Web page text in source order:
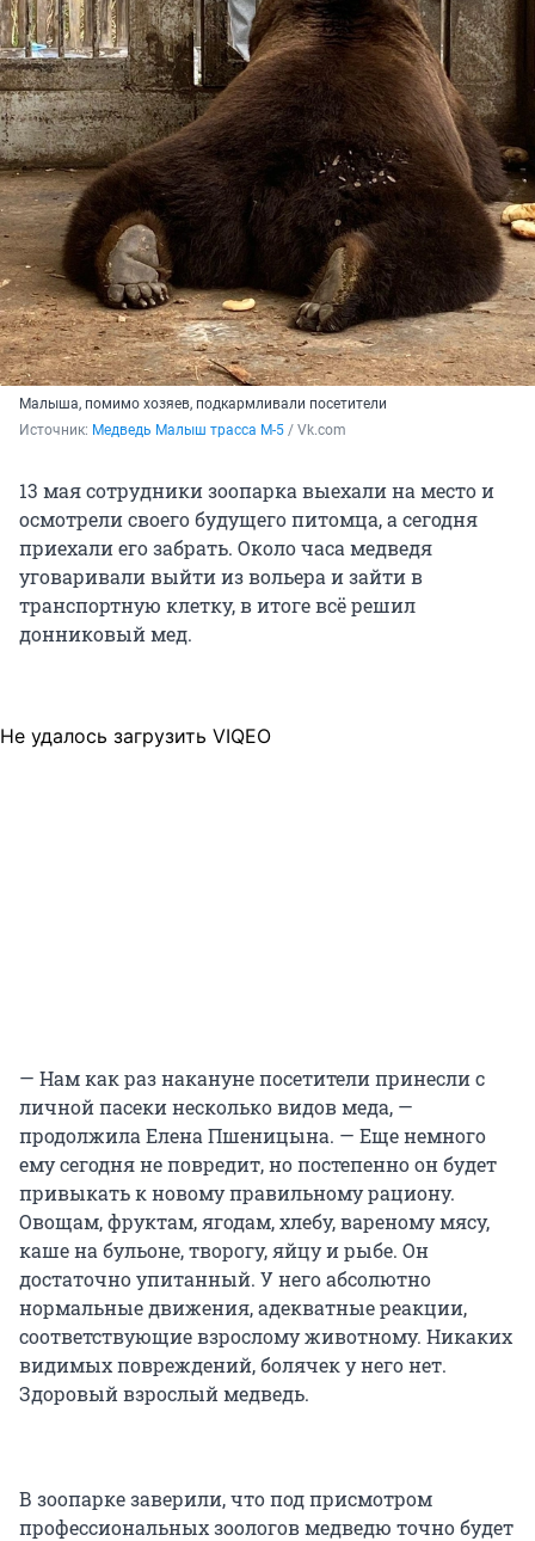
Малыша, помимо хозяев, подкармливали посетители
Источник: Медведь Малыш трасса М-5 / Vk.com
13 мая сотрудники зоопарка выехали на место и
осмотрели своего будущего питомца, а сегодня
приехали его забрать. Около часа медведя
уговаривали выйти из вольера и зайти в
транспортную клетку, в итоге всё решил
донниковый мед.
Не удалось загрузить VIQEO
— Нам как раз накануне посетители принесли с
личной пасеки несколько видов меда, —
продолжила Елена Пшеницына. — Еще немного
ему сегодня не повредит, но постепенно он будет
привыкать к новому правильному рациону.
Овощам, фруктам, ягодам, хлебу, вареному мясу,
каше на бульоне, творогу, яйцу и рыбе. Он
достаточно упитанный. У него абсолютно
нормальные движения, адекватные реакции,
соответствующие взрослому животному. Никаких
видимых повреждений, болячек у него нет.
Здоровый взрослый медведь.
В зоопарке заверили, что под присмотром
профессиональных зоологов медведю точно будет